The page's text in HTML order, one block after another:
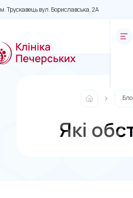
м. Трускавець вул. Бориславська, 2А
Які